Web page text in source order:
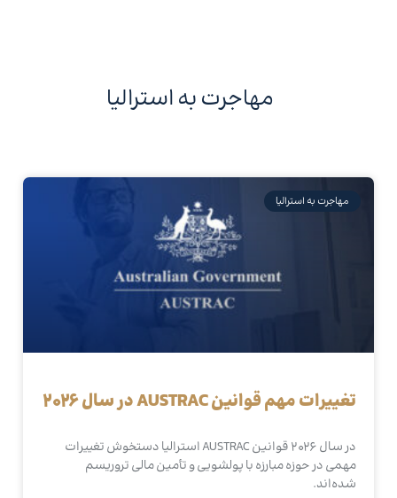
مهاجرت به استرالیا
مهاجرت به استرالیا
تغییرات مهم قوانین AUSTRAC در سال ۲۰۲۶
در سال ۲۰۲۶ قوانین AUSTRAC استرالیا دستخوش تغییرات
مهمی در حوزه مبارزه با پولشویی و تأمین مالی تروریسم
شده‌اند.